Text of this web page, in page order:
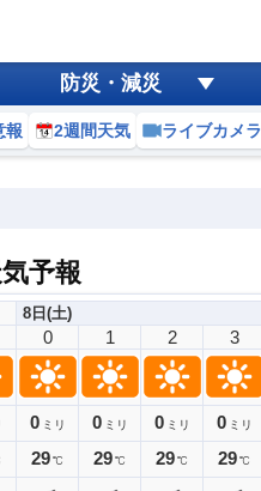
防災・減災
報 2週間天気 ライブカメラ
予報
8日(土)
0
0 ミリ
29℃
1
0 ミリ
29℃
2
0 ミリ
29℃
3
0 ミリ
29℃